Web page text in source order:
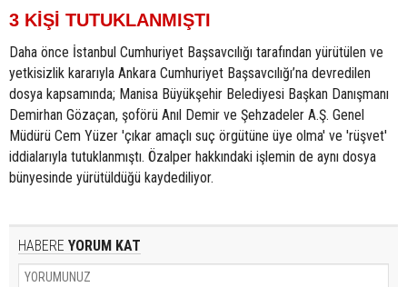
3 KİŞİ TUTUKLANMIŞTI
Daha önce İstanbul Cumhuriyet Başsavcılığı tarafından yürütülen ve
yetkisizlik kararıyla Ankara Cumhuriyet Başsavcılığı’na devredilen
dosya kapsamında; Manisa Büyükşehir Belediyesi Başkan Danışmanı
Demirhan Gözaçan, şoförü Anıl Demir ve Şehzadeler A.Ş. Genel
Müdürü Cem Yüzer 'çıkar amaçlı suç örgütüne üye olma' ve 'rüşvet'
iddialarıyla tutuklanmıştı. Özalper hakkındaki işlemin de aynı dosya
bünyesinde yürütüldüğü kaydediliyor.
HABERE YORUM KAT